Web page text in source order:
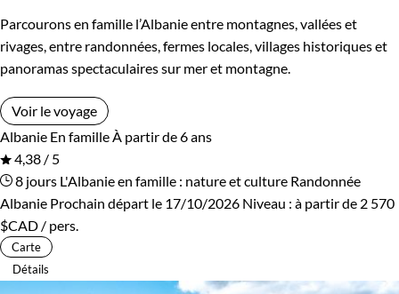
Parcourons en famille l’Albanie entre montagnes, vallées et
rivages, entre randonnées, fermes locales, villages historiques et
panoramas spectaculaires sur mer et montagne.
Voir le voyage
Albanie En famille À partir de 6 ans
4,38 / 5
8 jours L'Albanie en famille : nature et culture Randonnée
Albanie Prochain départ le 17/10/2026 Niveau : à partir de 2 570
$CAD / pers.
Carte
Détails